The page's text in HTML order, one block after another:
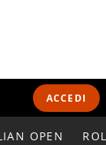
ACCEDI
OPEN